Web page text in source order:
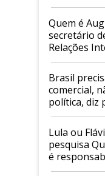
Quem é
secretário
Relações
Mapa
Brasil
comercial,
política, diz
Faesp
Lula ou
pesquisa
é
tarifaço dos